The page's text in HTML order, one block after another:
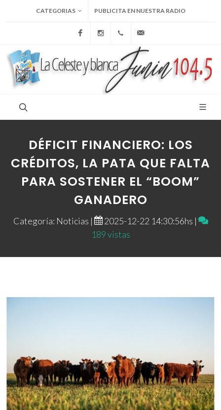
CATEGORIAS PUBLICITA EN NUESTRA RADIO
FacebookInstagram+54 9 236 465-4833
DÉFICIT FINANCIERO: LOS
CRÉDITOS, LA PATA QUE FALTA
PARA SOSTENER EL “BOOM”
GANADERO
Categoría: Noticias |
2025-12-22 14:30:56hs |
189 vistas